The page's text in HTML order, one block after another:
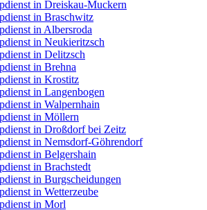
in Dreiskau-Muckern
in Braschwitz
in Albersroda
in Neukieritzsch
in Delitzsch
in Brehna
in Krostitz
in Langenbogen
in Walpernhain
in Möllern
in Droßdorf bei Zeitz
in Nemsdorf-Göhrendorf
in Belgershain
in Brachstedt
in Burgscheidungen
in Wetterzeube
in Morl